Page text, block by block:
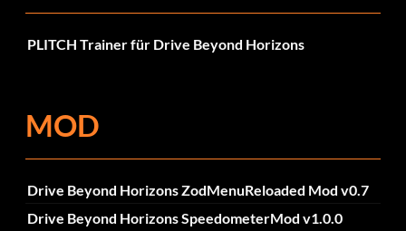
PLITCH Trainer für Drive Beyond Horizons
MOD
Drive Beyond Horizons ZodMenuReloaded Mod v0.7
Drive Beyond Horizons SpeedometerMod v1.0.0